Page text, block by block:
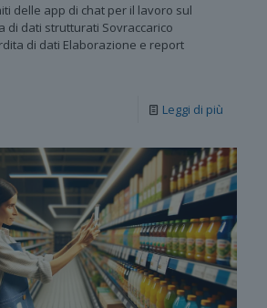
delle app di chat per il lavoro sul
di dati strutturati Sovraccarico
di dati Elaborazione e report
Leggi di più